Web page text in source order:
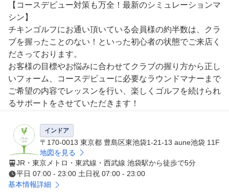
【コースデビュー対策も万全！最新のシミュレーションマ
シン】
チキンゴルフにお通い頂いている会員様の約半数は、クラ
ブを握ったことのない！といった初心者の状態でご来店く
ださっております。
お客様の目標やお悩みに合わせてクラブの握り方から正し
いフォーム、コースデビューに必要なラウンドマナーまで
ご希望の内容でレッスンを行い、楽しくゴルフを続けられ
るサポートをさせていただきます！
ゴルフ始めたての時こそ、ゴルフスクールで正しいフォー
ムやマナーを学び、効率よく楽しく上達していきましょう
！
もちろん経験者の方も、100切りや苦手な部分のサポート
を行い
インドア
〒170-0013 東京都 豊島区東池袋1-21-13 aune池袋 11F
地図を見る
JR・東京メトロ・東武線・西武線 池袋駅から徒歩で5分
平日 07:00 - 23:00 土日祝 07:00 - 23:00
基本情報詳細